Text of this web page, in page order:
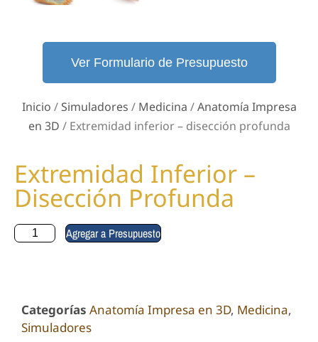
Ver Formulario de Presupuesto
Inicio / Simuladores / Medicina /Anatomía Impresa
en 3D / Extremidad inferior – disección profunda
Extremidad Inferior –
Disección Profunda
Agregar a Presupuesto
Categorías Anatomía Impresa en 3D, Medicina,
Simuladores